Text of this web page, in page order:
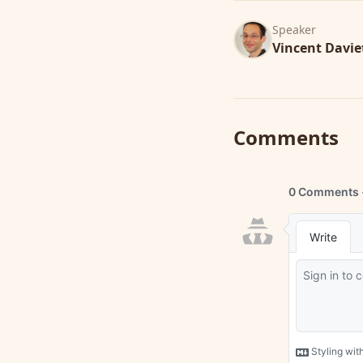
Speaker
Vincent
Comments